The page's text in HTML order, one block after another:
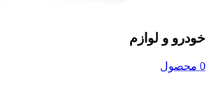
خودرو و لوازم
0 محصول